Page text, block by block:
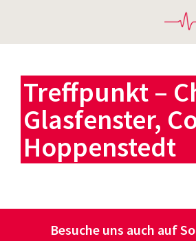
Treffpunkt –
Glasfenster,
Hoppenstedt
Besuche uns auch auf